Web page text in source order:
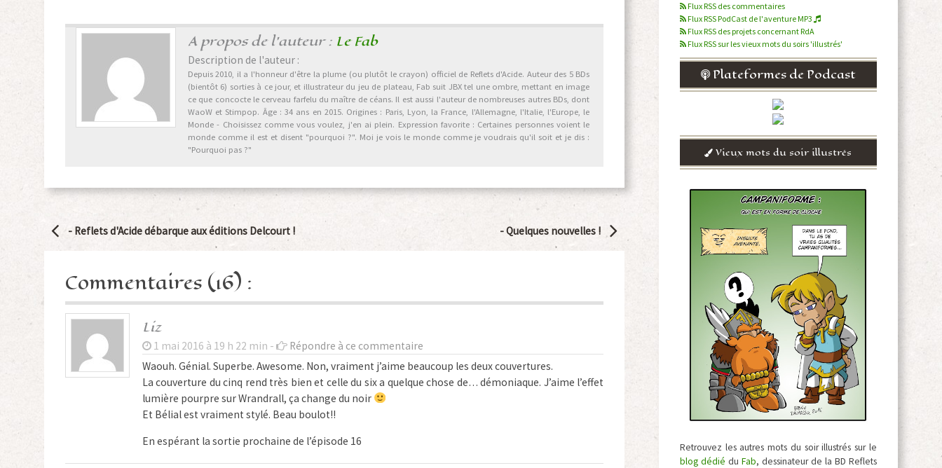
A propos de l'auteur : Le Fab
Description de l'auteur :
Depuis 2010, il a l'honneur d'être la plume (ou plutôt le crayon) officiel de Reflets d'Acide. Auteur des 5 BDs
(bientôt 6) sorties à ce jour, et illustrateur du jeu de plateau, Fab suit JBX tel une ombre, mettant en image
ce que concocte le cerveau farfelu du maître de céans. Il est aussi l'auteur de nombreuses autres BDs, dont
WaoW et Stimpop. Âge : 34 ans en 2015. Origines : Paris, Lyon, la France, l'Allemagne, l'Italie, l'Europe, le
Monde - Choisissez comme vous voulez, j'en ai plein. Expression favorite : Certaines personnes voient le
monde comme il est et disent "pourquoi ?". Moi je vois le monde comme je voudrais qu'il soit et je dis :
"Pourquoi pas ?"
Navigation
Article
- Reflets d'Acide débarque aux éditions Delcourt ! -Quelques nouvelles !
Commentaires (16) :
Liz
1 mai 2016 à 19 h 22 min -
Répondre à ce commentaire
Waouh. Génial. Superbe. Awesome. Non, vraiment j’aime beaucoup les deux couvertures.
La couverture du cinq rend très bien et celle du six a quelque chose de… démoniaque. J’aime l’effet
lumière pourpre sur Wrandrall, ça change du noir
Et Bélial est vraiment stylé. Beau boulot!!
En espérant la sortie prochaine de l’épisode 16
Flux RSS des commentaires
Flux RSS PodCast de l'aventure MP3
Flux RSS des projets concernant RdA
Flux RSS sur les vieux mots du soirs 'illustrés'
Plateformes de Podcast
Vieux mots du soir illustrés
Retrouvez les autres mots du soir illustrés sur le
blog dédié du Fab, dessinateur de la BD Reflets